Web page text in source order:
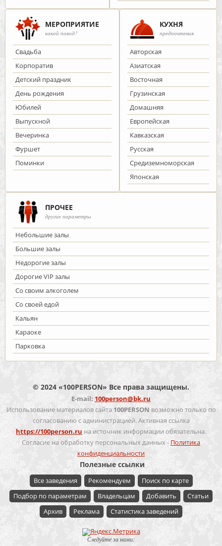
МЕРОПРИЯТИЕ
какой повод?
Cвадьба
Корпоратив
Детский праздник
День рождения
Юбилей
Выпускной
Вечеринка
Фуршет
Поминки
КУХНЯ
предпочтения
Авторская
Азиатская
Восточная
Грузинская
Домашняя
Европейская
Кавказская
Русская
Средиземноморская
Японская
ПРОЧЕЕ
другие параметры
Небольшие залы
Большие залы
Недорогие залы
Дорогие VIP залы
Со своим алкоголем
Со своей едой
Кальян
Караоке
Парковка
© 2024 «100PERSON» Все права защищены.
E-mail: 100person@bk.ru
Использование материалов сайта 100PERSON возможно только по
согласованию с администрацией. Активная ссылка
https://100person.ru на источник информации обязательна.
Согласие на обработку персональных данных - Политика
конфиденциальности
Полезные ссылки
Все заведения Рекомендуем
Поиск по карте
Подбор по параметрам
Владельцам Добавить
Статьи
Архив
Реклама Статистика заведений
Следуйте за нами: